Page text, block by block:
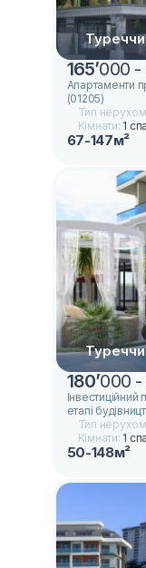
165’000 -
Апартаменти
(01205)
Тип
Кімнати: 1
67-147м²
180’000 -
етапі
Тип
Кімнати: 1
50-148м²